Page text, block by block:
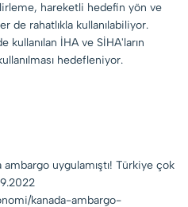
hareketli hedefin yön ve
de rahatlıkla kullanılabiliyor.
kullanılan İHA ve SİHA'ların
hedefleniyor.
uygulamıştı! Türkiye çok
kanada-ambargo-